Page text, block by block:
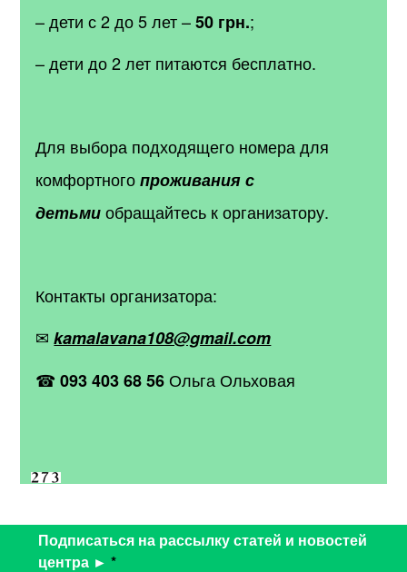
– дети с 2 до 5 лет –50 грн.;
– дети до 2 лет питаются бесплатно.
Для выбора подходящего номера для
комфортногопроживания с
детьмиобращайтесь к организатору.
Контакты организатора:
✉kamalavana108@gmail.com
☎093 403 68 56Ольга Ольховая
Подписаться на рассылку статей и новостей
центра ► *